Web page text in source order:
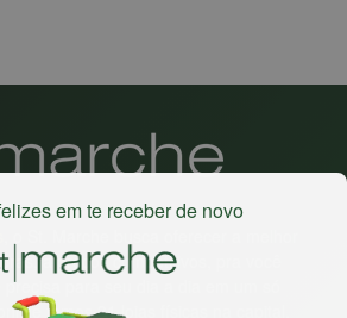
a preços competitivos, pra você
precisa para seu dia a dia em um só
temos 31 lojas físicas na capital,
em te receber de novo